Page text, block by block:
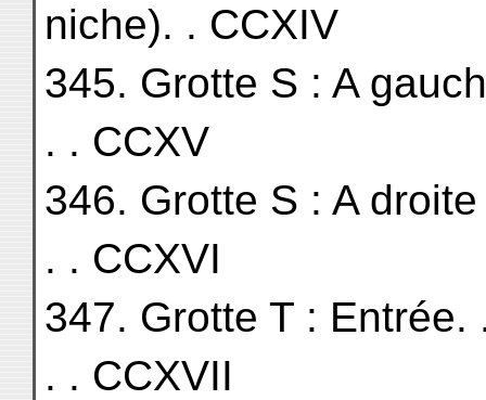
niche). . CCXIV
345. Grotte S : A
. . CCXV
346. Grotte S : A
. . CCXVI
347. Grotte T :
. . CCXVII